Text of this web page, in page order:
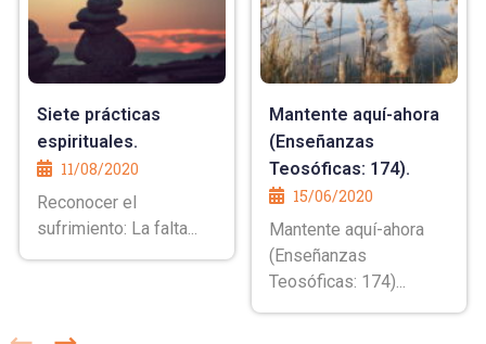
Siete prácticas
espirituales.
11/08/2020
Reconocer el
sufrimiento: La falta...
Mantente aquí-ahora
(Enseñanzas
Teosóficas: 174).
15/06/2020
Mantente aquí-ahora
(Enseñanzas
Teosóficas: 174)...